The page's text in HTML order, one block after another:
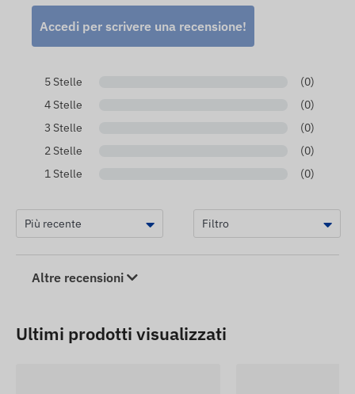
Accedi per scrivere una recensione!
5 Stelle
(0)
4 Stelle
(0)
3 Stelle
(0)
2 Stelle
(0)
1 Stelle
(0)
Altre recensioni
Ultimi prodotti visualizzati